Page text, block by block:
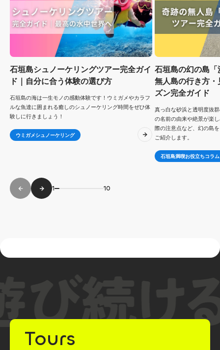
石垣島シュノーケリングツアー完全ガイ
ド｜自分に合う体験の選び方
石垣島の海は一生モノの感動体験です！ウミガメやカラフ
ルな魚達に囲まれる癒しのシュノーケリング時間をぜひ体
験しに行きましょう！
ウミガメシュノーケリング
石垣島の幻の島
無人島の行き方
ズン完全ガイド
真っ白な砂浜と透明度抜
の名前の由来や絶景が楽
際の注意点など、幻の島
ご紹介します。
石垣島満喫お役立ちコラム
1 10
Tours